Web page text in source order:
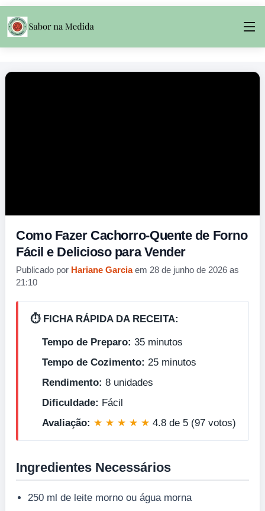
Como Fazer Cachorro-Quente de Forno
Fácil e Delicioso para Vender
Publicado por Hariane Garciaem 28 de junho de 2026 as
21:10
⏱️ FICHA RÁPIDA DA RECEITA:
Tempo de Preparo: 35 minutos
Tempo de Cozimento: 25 minutos
Rendimento: 8 unidades
Dificuldade: Fácil
Avaliação: ★ ★ ★ ★ ★ 4.8 de 5 (97 votos)
Ingredientes Necessários
250 ml de leite morno ou água morna